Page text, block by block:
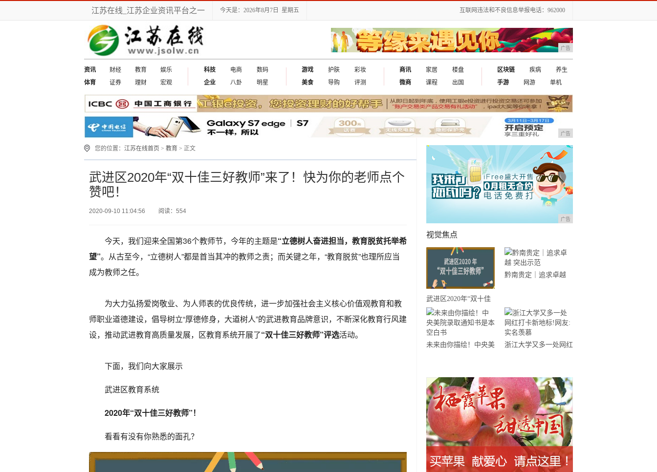
江苏在线_江苏企业资讯平台之一 今天是：2026年8月7日 星期五 互联网违法和不良信息举报电话：962000
广告
资讯 财经 教育
娱乐
体育
证券 理财 宏观
科技 电商
数码
企业
八卦 明星
游戏 护肤
彩妆
美食
导购 评测
商讯 家居
楼盘
微商
课程 出国
区块链 疾病
养生
手游
网游 单机
广告
您的位置： 江苏在线首页 > 教育 > 正文
武进区2020年“双十佳三好教师”来了！快为你的老师点个
赞吧！
2020-09-10 11:04:56 阅读：554
今天，我们迎来全国第36个教师节，今年的主题是“立德树人奋进担当，教育脱贫托举希
望”。从古至今，“立德树人”都是首当其冲的教师之责；而关键之年，“教育脱贫”也理所应当
成为教师之任。
为大力弘扬爱岗敬业、为人师表的优良传统，进一步加强社会主义核心价值观教育和教
师职业道德建设，倡导树立“厚德修身，大道树人”的武进教育品牌意识，不断深化教育行风建
设，推动武进教育高质量发展，区教育系统开展了“双十佳三好教师”评选活动。
下面，我们向大家展示
武进区教育系统
2020年“双十佳三好教师”！
看看有没有你熟悉的面孔？
广告
视觉焦点
武进区2020年“双十佳
三好教师”来了！快为
你的老师点个赞吧！
黔南贵定｜追求卓越
未来由你描绘！中央美
浙江大学又多一处网红